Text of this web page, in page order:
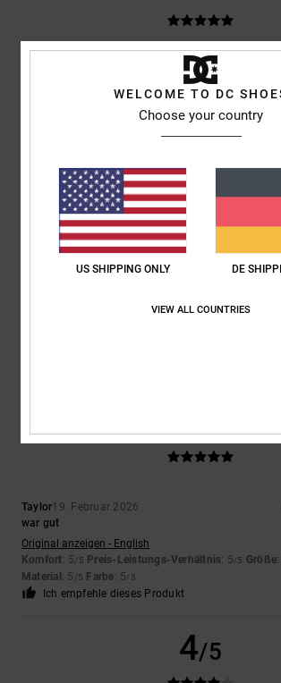
Angenehm weicher Stoff, aber dennoch robustes
Original anzeigen - Dutch
Preis-Leistungs-Verhältnis: 5 Größe
5
Gut geschnittener und weicher Hoodie
Taylor19. Februar 2026
war gut
Original anzeigen - English
Komfort: 5/5 Preis-Leistungs-Verhältnis: 5/5 Größe
Material : 5 /5 Farbe: 5/5
Ich empfehle dieses Produkt
4/5
WELCOME TO DC
Choose your country
US SHIPPING ONLY DE
VIEW ALL COUNTRIES